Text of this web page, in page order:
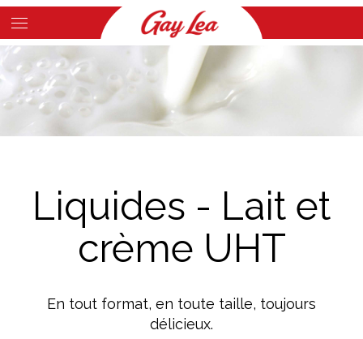
Skip
to
main
content
Main
Content
Liquides - Lait et
crème UHT
En tout format, en toute taille, toujours
délicieux.